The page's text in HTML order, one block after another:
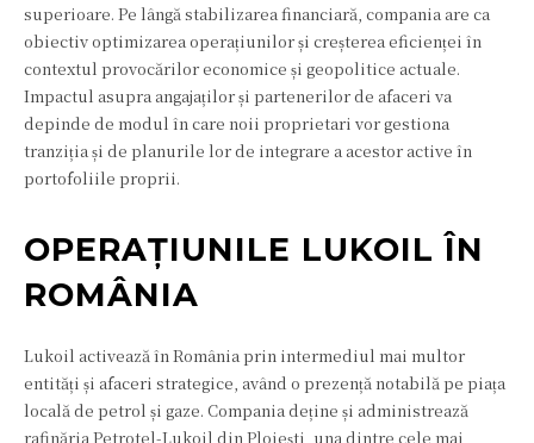
superioare. Pe lângă stabilizarea financiară, compania are ca
obiectiv optimizarea operațiunilor și creșterea eficienței în
contextul provocărilor economice și geopolitice actuale.
Impactul asupra angajaților și partenerilor de afaceri va
depinde de modul în care noii proprietari vor gestiona
tranziția și de planurile lor de integrare a acestor active în
portofoliile proprii.
OPERAȚIUNILE LUKOIL ÎN
ROMÂNIA
Lukoil activează în România prin intermediul mai multor
entități și afaceri strategice, având o prezență notabilă pe piața
locală de petrol și gaze. Compania deține și administrează
rafinăria Petrotel-Lukoil din Ploiești, una dintre cele mai